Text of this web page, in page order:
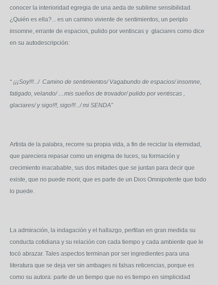
conocer la interioridad egregia de una aeda de sublime sensibilidad.
¿Quién es ella?... es un camino viviente de sentimientos, un periplo
insomne, errante de espacios, pulido por ventiscas y glaciares como dice
en su autodescripción:
“ ¡¡¡Soy!!!.../ Camino de sentimientos/ Vagabundo de espacios/ insomne,
fatigado, velando/ …mis sueños de trovador/ pulido por ventiscas ,
glaciares/ y sigo!!!, sigo!!!.../ mi SENDA”
Artista de la palabra, recorre su propia vida, a fin de reciclar la eternidad,
que pareciera repasar como un enigma de luces, su formación y
crecimiento inacabable, sus dos mitades que se juntan para decir que
existe, que no puede morir, que es parte de un Dios Omnipotente que todo
lo puede.
La admiración, la indagación y el hallazgo, perfilan en gran medida su
conducta cotidiana y su relación con cada tiempo y cada ambiente que le
tocó abrazar. Tales aspectos terminan por ser ingredientes para una
literatura que se deja ver sin ambages ni falsas reticencias, porque es
como su autora: parte de un tiempo que no es tiempo en simplicidad